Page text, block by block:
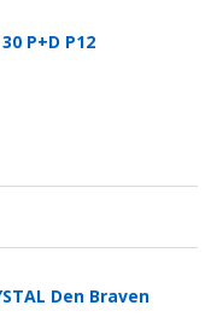
P+D P12
Den Braven